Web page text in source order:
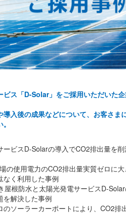
ビス「D-Solar」をご採用いただいた
導入後の成果などについて、お客さま
ービスD-Solarの導入でCO2排出量を
の使用電力のCO2排出量実質ゼロに
なく利用した事例
屋根防水と太陽光発電サービスD-
を解決した事例
のソーラーカーポートにより、CO2